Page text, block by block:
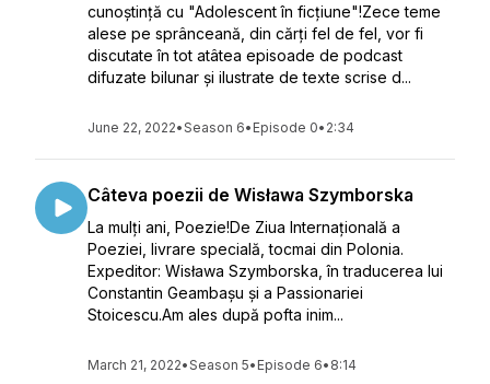
cunoștință cu "Adolescent în ficțiune"!Zece teme
alese pe sprânceană, din cărți fel de fel, vor fi
discutate în tot atâtea episoade de podcast
difuzate bilunar și ilustrate de texte scrise d...
June 22, 2022•Season 6• Episode 0• 2:34
Câteva poezii de Wisława Szymborska
La mulți ani, Poezie!De Ziua Internațională a
Poeziei, livrare specială, tocmai din Polonia.
Expeditor: Wisława Szymborska, în traducerea lui
Constantin Geambașu și a Passionariei
Stoicescu.Am ales după pofta inim...
March 21, 2022•Season 5• Episode 6• 8:14